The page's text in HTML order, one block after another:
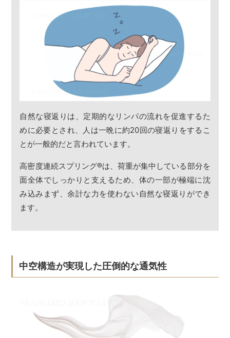
自然な寝返りは、定期的なリンパの流れを促進するた
めに必要とされ、人は一晩に約20回の寝返りをするこ
とが一般的だと言われています。
高密度連続スプリング®は、荷重が集中している部分を
面全体でしっかりと支えるため、体の一部が極端に沈
み込みまず、余計な力を使わない自然な寝返りができ
ます。
中空構造が実現した圧倒的な通気性